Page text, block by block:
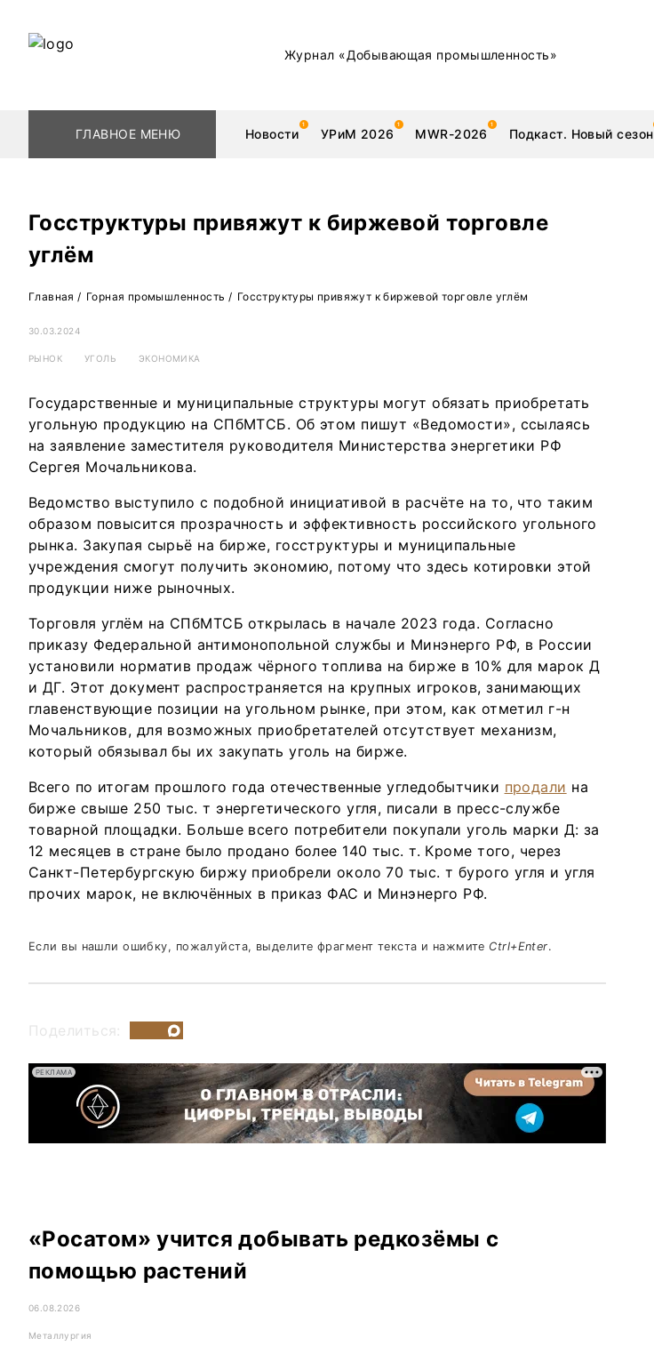
Журнал «Добывающая промышленность»
ГЛАВНОЕ МЕНЮ Новости УРиМ 2026 MWR-2026 Подкаст. Новый сезон
Геологоразведка
Обогащение Золото Техника и технологии
Тренды
Интервью
Каталог компаний
Госструктуры привяжут к биржевой торговле
углём
Главная / Горная промышленность / Госструктуры привяжут к биржевой торговле углём
30.03.2024
РЫНОК УГОЛЬ ЭКОНОМИКА
Государственные и муниципальные структуры могут обязать приобретать
угольную продукцию на СПбМТСБ. Об этом пишут «Ведомости», ссылаясь
на заявление заместителя руководителя Министерства энергетики РФ
Сергея Мочальникова.
Ведомство выступило с подобной инициативой в расчёте на то, что таким
образом повысится прозрачность и эффективность российского угольного
рынка. Закупая сырьё на бирже, госструктуры и муниципальные
учреждения смогут получить экономию, потому что здесь котировки этой
продукции ниже рыночных.
Торговля углём на СПбМТСБ открылась в начале 2023 года. Согласно
приказу Федеральной антимонопольной службы и Минэнерго РФ, в России
установили норматив продаж чёрного топлива на бирже в 10% для марок Д
и ДГ. Этот документ распространяется на крупных игроков, занимающих
главенствующие позиции на угольном рынке, при этом, как отметил г-н
Мочальников, для возможных приобретателей отсутствует механизм,
который обязывал бы их закупать уголь на бирже.
Всего по итогам прошлого года отечественные угледобытчики продали на
бирже свыше 250 тыс. т энергетического угля, писали в пресс-службе
товарной площадки. Больше всего потребители покупали уголь марки Д: за
12 месяцев в стране было продано более 140 тыс. т. Кроме того, через
Санкт-Петербургскую биржу приобрели около 70 тыс. т бурого угля и угля
прочих марок, не включённых в приказ ФАС и Минэнерго РФ.
Если вы нашли ошибку, пожалуйста, выделите фрагмент текста и нажмите Ctrl+Enter.
Поделиться:
РЕКЛАМА
«Росатом» учится добывать редкозёмы с
помощью растений
06.08.2026
Металлургия